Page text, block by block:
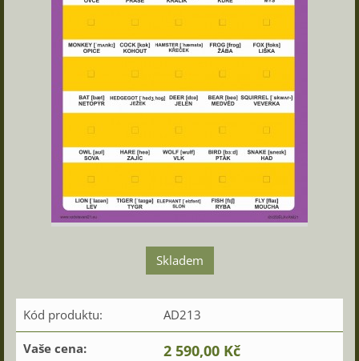
Skladem
Kód produktu: AD213
Vaše cena: 2 590,00 Kč